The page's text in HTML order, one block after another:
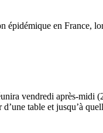
épidémique en France,
vendredi après-midi
table et jusqu’à